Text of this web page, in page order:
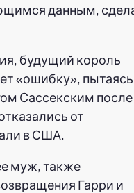
данным,
будущий король
«ошибку», пытаясь
Сассекским после
от
в США.
муж, также
Гарри и